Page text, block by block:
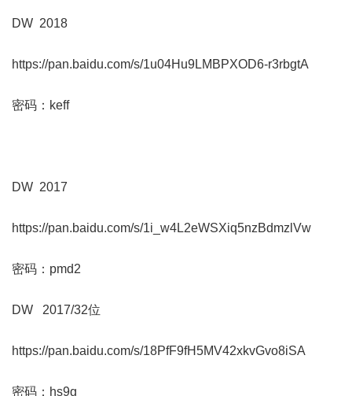
DW 2018
https://pan.baidu.com/s/1u04Hu9LMBPXOD6-r3rbgtA
密码：keff
DW 2017
https://pan.baidu.com/s/1i_w4L2eWSXiq5nzBdmzlVw
密码：pmd2
DW 2017/32位
https://pan.baidu.com/s/18PfF9fH5MV42xkvGvo8iSA
密码：hs9g